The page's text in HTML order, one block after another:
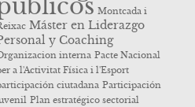
Montcada i
Máster en Liderazgo
y Coaching
interna Pacte Nacional
a l'Activitat Física i l'Esport
ciutadana Participación
Plan estratégico sectorial